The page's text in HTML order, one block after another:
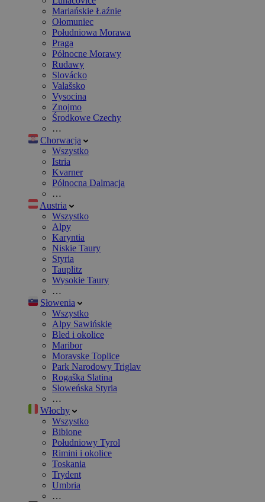
Mariańskie Łaźnie
Ołomuniec
Południowa Morawa
Praga
Północne Morawy
Rudawy
Slovácko
Valašsko
Vysocina
Znojmo
Środkowe Czechy
…
Chorwacja
Wszystko
Istria
Kvarner
Północna Dalmacja
…
Austria
Wszystko
Alpy
Karyntia
Niskie Taury
Styria
Tauplitz
Wysokie Taury
…
Słowenia
Wszystko
Alpy Sawińskie
Bled i okolice
Maribor
Moravske Toplice
Park Narodowy Triglav
Rogaška Slatina
Słoweńska Styria
…
Włochy
Wszystko
Bibione
Południowy Tyrol
Rimini i okolice
Toskania
Trydent
Umbria
…